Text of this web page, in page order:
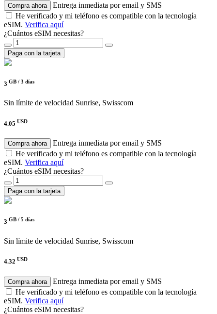
Compra ahora
Entrega inmediata por email y SMS
He verificado y mi teléfono es compatible con la tecnología
eSIM. Verifica aquí
¿Cuántos eSIM necesitas?
Paga con la tarjeta
3 GB / 3 días
Sin límite de velocidad Sunrise, Swisscom
4.05 USD
Compra ahora
Entrega inmediata por email y SMS
He verificado y mi teléfono es compatible con la tecnología
eSIM. Verifica aquí
¿Cuántos eSIM necesitas?
Paga con la tarjeta
3 GB / 5 días
Sin límite de velocidad Sunrise, Swisscom
4.32 USD
Compra ahora
Entrega inmediata por email y SMS
He verificado y mi teléfono es compatible con la tecnología
eSIM. Verifica aquí
¿Cuántos eSIM necesitas?